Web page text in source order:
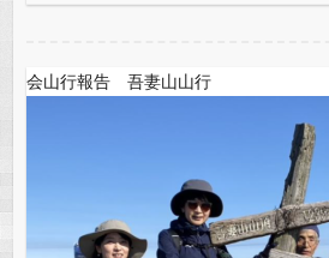
会山行報告 吾妻山山行